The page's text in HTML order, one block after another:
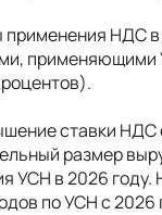
применения НДС
применяющими
ставки НДС
размер
УСН в 2026 году.
по УСН с 2026